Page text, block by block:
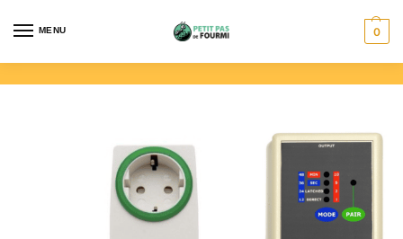
MENU 0